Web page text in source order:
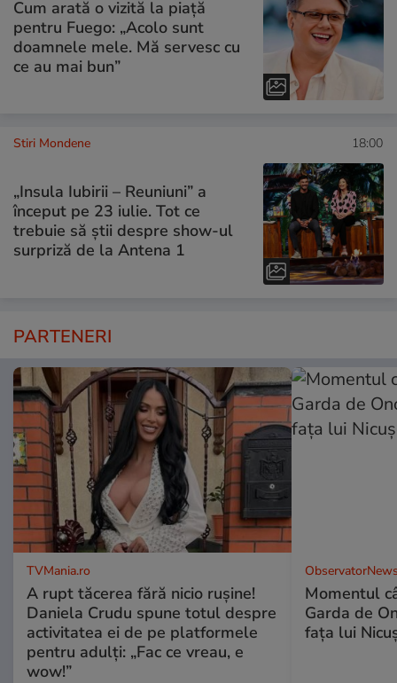
Cum arată o vizită la piață
pentru Fuego: „Acolo sunt
doamnele mele. Mă servesc cu
ce au mai bun”
Stiri Mondene 18:00
„Insula Iubirii – Reuniuni” a
început pe 23 iulie. Tot ce
trebuie să știi despre show-ul
surpriză de la Antena 1
PARTENERI
TVMania.ro
A rupt tăcerea fără nicio rușine!
Daniela Crudu spune totul despre
activitatea ei de pe platformele
pentru adulți: „Fac ce vreau, e
wow!”
Momentul
Garda de
fața lui